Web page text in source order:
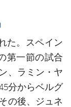
た。スペイン
第一節の試合
、ラミン・ヤ
分からベルグ
の後、ジュネ